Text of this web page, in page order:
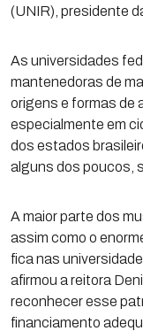
(UNIR), presidente
As universidades
mantenedoras de
origens e formas de
especialmente em
dos estados
alguns dos poucos,
A maior parte dos
assim como o
fica nas
afirmou a reitora
reconhecer esse
financiamento